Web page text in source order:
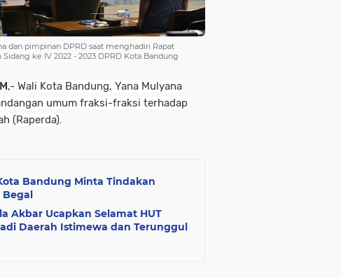
dan pimpinan DPRD saat menghadiri Rapat
ke IV 2022 - 2023 DPRD Kota Bandung
,- Wali Kota Bandung, Yana Mulyana
umum fraksi-fraksi terhadap
(Raperda).
Bandung Minta Tindakan
Begal
Akbar Ucapkan Selamat HUT
Daerah Istimewa dan Terunggul